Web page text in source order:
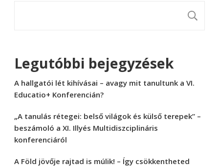
Legutóbbi bejegyzések
A hallgatói lét kihívásai – avagy mit tanultunk a VI.
Educatio+ Konferencián?
„A tanulás rétegei: belső világok és külső terepek” –
beszámoló a XI. Illyés Multidiszciplináris
konferenciáról
A Föld jövője rajtad is múlik! – Így csökkentheted